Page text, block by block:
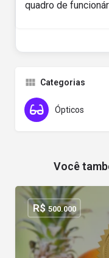
quadro de
Categorias
Ópticos
Você
R$500.000